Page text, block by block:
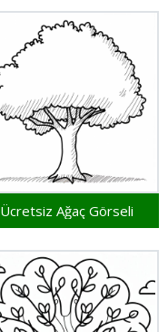
Ücretsiz Ağaç Görseli